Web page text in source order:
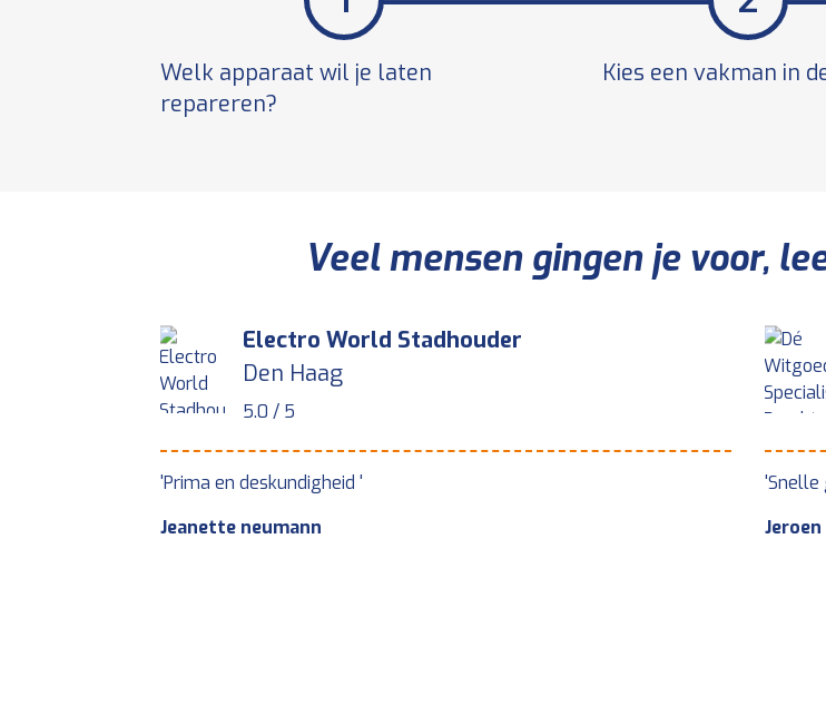
Welk apparaat wil je laten
repareren?
Kies een vakman in
Veel mensen gingen je voor,
Electro World Stadhouder
Den Haag
5.0 / 5
'Prima en deskundigheid '
Jeanette neumann
'Snelle
Jeroen